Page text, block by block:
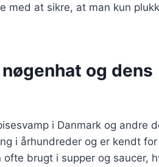
at sikre, at man kun
og dens
i Danmark og andre
i århundreder og er kendt
brugt i supper og saucer,